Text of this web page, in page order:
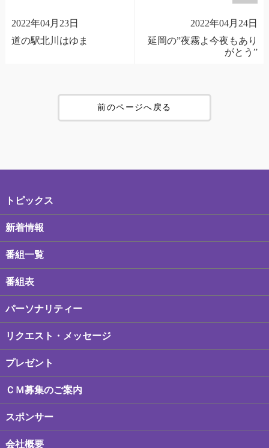
2022年04月23日
道の駅北川はゆま
2022年04月24日
延岡の”夜霧よ今夜もあり
がとう”
前のページへ戻る
トピックス
新着情報
番組一覧
番組表
パーソナリティー
リクエスト・メッセージ
プレゼント
ＣＭ募集のご案内
スポンサー
会社概要